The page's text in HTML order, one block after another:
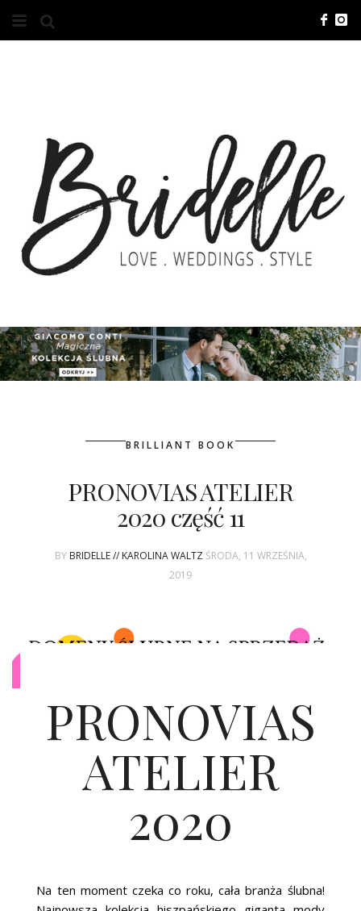
O NAS
KONTAKT
REKLAMA
ADVERTISING
ZGŁOSZENIA
{HOT SEXY BEST}
BRI GROUP
ŚLUBNE STYLE
BRILLIANT BOOK
PRONOVIAS ATELIER
2020 część 11
BY BRIDELLE // KAROLINA WALTZ ŚRODA, 11 WRZEŚNIA,
2019
PRONOVIAS
ATELIER
2020
Na ten moment czeka co roku, cała branża ślubna!